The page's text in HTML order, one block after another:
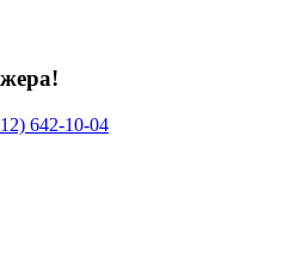
642-10-04